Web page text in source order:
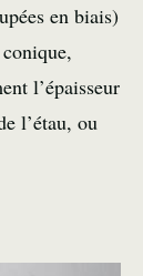
en biais)
l’épaisseur
l’étau, ou